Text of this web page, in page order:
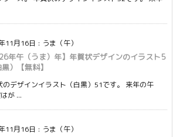
11月16日 : うま（午）
年午（うま）年】年賀状デザインのイラスト5
）【無料】
のデザインイラスト（白黒）51です。 来年の午
が ...
11月16日 : うま（午）